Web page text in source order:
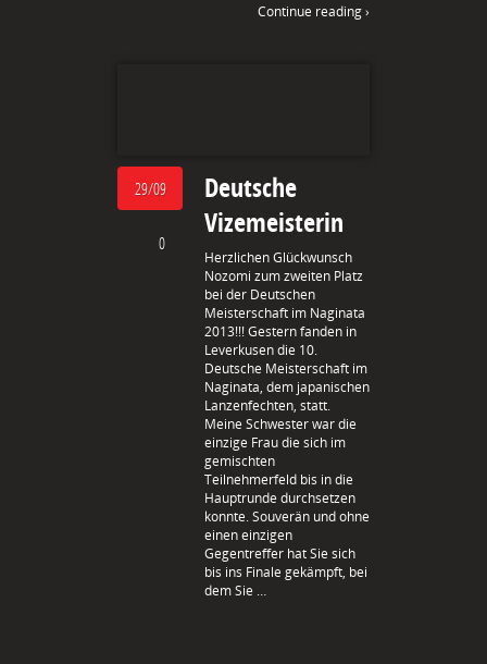
Continue reading ›
29/09
0
Deutsche
Vizemeisterin
Herzlichen Glückwunsch
Nozomi zum zweiten Platz
bei der Deutschen
Meisterschaft im Naginata
2013!!! Gestern fanden in
Leverkusen die 10.
Deutsche Meisterschaft im
Naginata, dem japanischen
Lanzenfechten, statt.
Meine Schwester war die
einzige Frau die sich im
gemischten
Teilnehmerfeld bis in die
Hauptrunde durchsetzen
konnte. Souverän und ohne
einen einzigen
Gegentreffer hat Sie sich
bis ins Finale gekämpft, bei
dem Sie …